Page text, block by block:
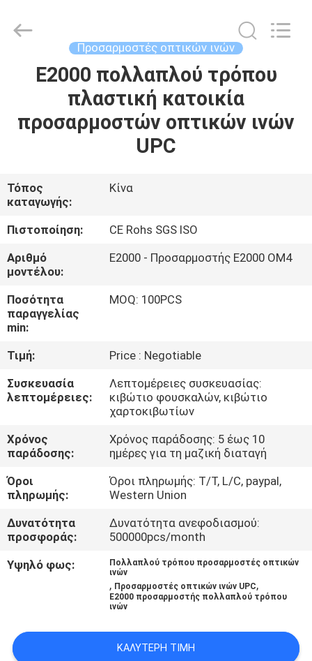
ΣΠΊΤΙ
ΠΡΟΪΌΝΤΑ
ΕΜΕΊΣ
ΓΎΡΟΣ
ΕΡΓΟΣΤΑΣΊΩΝ
ΠΟΙΟΤΙΚΌΣ
ΈΛΕΓΧΟΣ
ΜΑΣ
ΕΛΆΤΕ
ΕΠΑΦΉ
ΜΕ
ΕΙΔΉΣΕΙΣ
ΠΕΡΙΠΤΏΣΕΙΣ
Προσαρμοστές οπτικών ινών
E2000 πολλαπλού τρόπου
πλαστική κατοικία
προσαρμοστών οπτικών ινών
UPC
Τόπος
καταγωγής:
Κίνα
Πιστοποίηση:
CE Rohs SGS ISO
Αριθμό
μοντέλου:
E2000 - Προσαρμοστής E2000 OM4
Ποσότητα
παραγγελίας
min:
MOQ: 100PCS
Τιμή:
Price : Negotiable
Συσκευασία
λεπτομέρειες:
Λεπτομέρειες συσκευασίας:
κιβώτιο φουσκαλών, κιβώτιο
χαρτοκιβωτίων
Χρόνος
παράδοσης:
Χρόνος παράδοσης: 5 έως 10
ημέρες για τη μαζική διαταγή
Όροι
πληρωμής:
Όροι πληρωμής: T/T, L/C, paypal,
Western Union
Δυνατότητα
προσφοράς:
Δυνατότητα ανεφοδιασμού:
500000pcs/month
Υψηλό φως:
Πολλαπλού τρόπου προσαρμοστές οπτικών
ινών
, Προσαρμοστές οπτικών ινών UPC,
E2000 προσαρμοστής πολλαπλού τρόπου
ινών
ΚΑΛΎΤΕΡΗ ΤΙΜΉ